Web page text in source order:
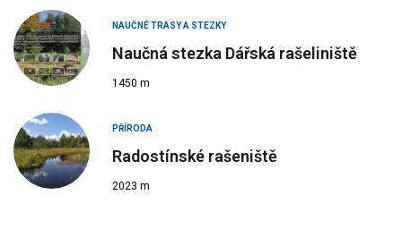
NAUČNÉ TRASY A STEZKY
Naučná stezka Dářská rašeliniště
1450 m
PŘÍRODA
Radostínské rašeniště
2023 m